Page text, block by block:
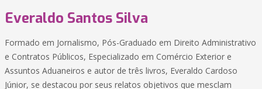
Everaldo Santos Silva
Formado em Jornalismo, Pós-Graduado em Direito Administrativo
e Contratos Públicos, Especializado em Comércio Exterior e
Assuntos Aduaneiros e autor de três livros, Everaldo Cardoso
Júnior, se destacou por seus relatos objetivos que mesclam